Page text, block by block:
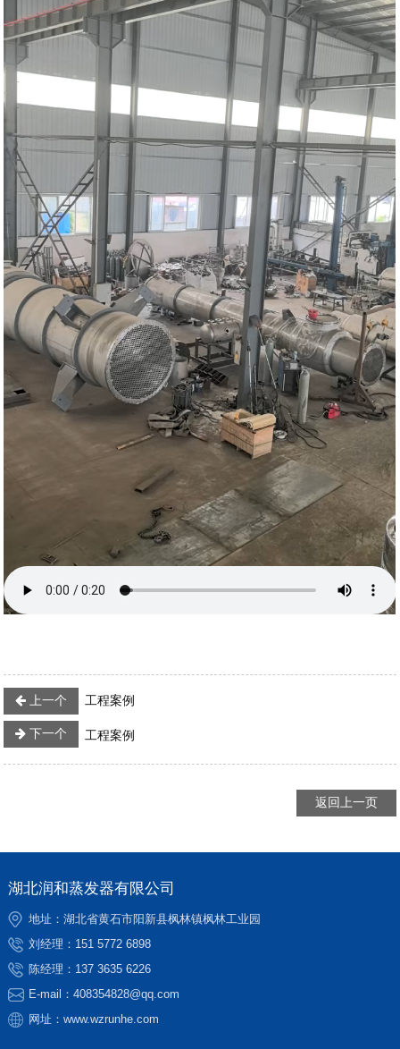
上一个 工程案例
下一个 工程案例
返回上一页
湖北润和蒸发器有限公司
地址：湖北省黄石市阳新县枫林镇枫林工业园
刘经理： 151 5772 6898
陈经理： 137 3635 6226
E-mail： 408354828@qq.com
网址： www.wzrunhe.com